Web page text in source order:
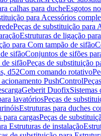
calhas para ducheEsgotos
para Acessórios
Peças de substituição para
Estruturas de ligação
para Com tampão de sifão
sifãoConjuntos de sifões
de sifãoPeças de substituição
d52Com comando rotativo
PushControl
Geberit DuofixSistemas
lavatóriosPeças de
Estruturas para duches
para cargasPeças de
Estruturas de instalação